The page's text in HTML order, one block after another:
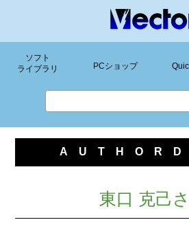
ソフト
ライブラリ
PCショップ
東口 克己